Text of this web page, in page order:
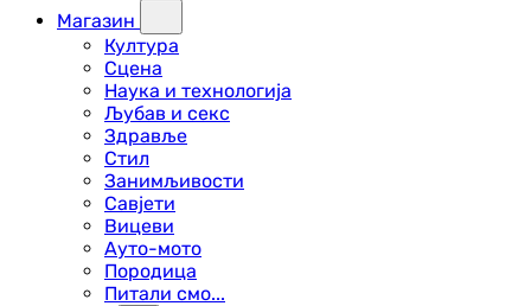
Магазин
Култура
Сцена
Наука и технологија
Љубав и секс
Здравље
Стил
Занимљивости
Савјети
Вицеви
Ауто-мото
Породица
Питали смо...